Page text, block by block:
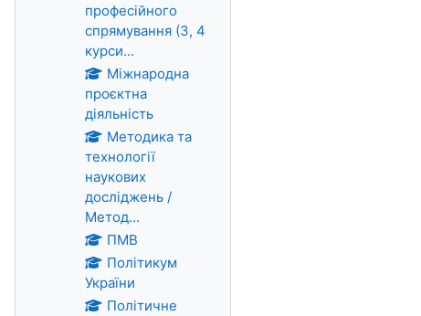
професійного
спрямування (3, 4
курси...
Міжнародна
проєктна
діяльність
Методика та
технології
наукових
досліджень /
Метод...
ПМВ
Політикум
України
Політичне